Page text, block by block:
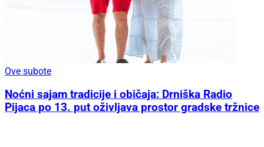
Ove subote
Noćni sajam tradicije i običaja: Drniška Radio
Pijaca po 13. put oživljava prostor gradske tržnice